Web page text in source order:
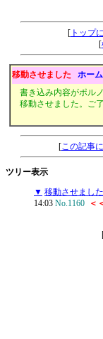
[トップ
[
移動させました ホー
書き込み内容がポル
移動させました。ご
[この記事
ツリー表示
▼ 移動させました
14:03 No.1160 ＜